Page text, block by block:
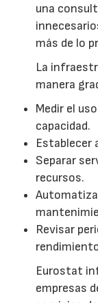
una
más de lo
La
manera
Medir el
capacidad.
Establecer
Separar
recursos.
Revisar
Eurostat
empresas